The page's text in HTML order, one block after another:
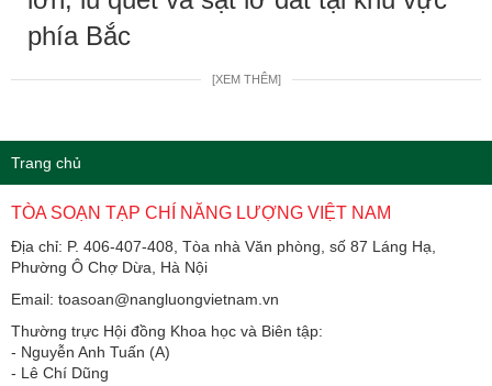
phía Bắc
[XEM THÊM]
Trang chủ
TÒA SOẠN TẠP CHÍ NĂNG LƯỢNG VIỆT NAM
Địa chỉ: P. 406-407-408, Tòa nhà Văn phòng, số 87 Láng Hạ,
Phường Ô Chợ Dừa, Hà Nội
Email: toasoan@nangluongvietnam.vn
Thường trực Hội đồng Khoa học và Biên tập:
​​​​​​- Nguyễn Anh Tuấn (A)
- Lê Chí Dũng